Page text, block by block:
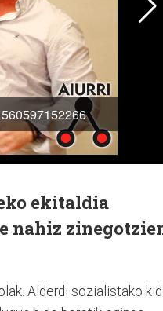
ekitaldia
nahiz
Alderdi sozialistako